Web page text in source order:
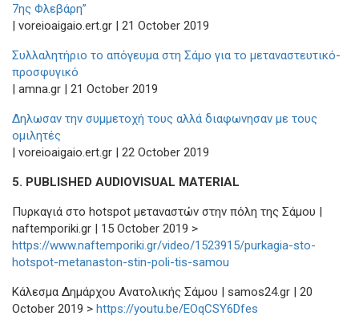
7ης Φλεβάρη”
| voreioaigaio.ert.gr | 21 Οctober 2019
Συλλαλητήριο το απόγευμα στη Σάμο για το μεταναστευτικό-
προσφυγικό
| amna.gr | 21 Οctober 2019
Δηλωσαν την συμμετοχή τους αλλά διαφωνησαν με τους
ομιλητές
| voreioaigaio.ert.gr | 22 Οctober 2019
5. PUBLISHED AUDIOVISUAL MATERIAL
Πυρκαγιά στο hotspot μεταναστών στην πόλη της Σάμου |
naftemporiki.gr | 15 Οctober 2019 >
https://www.naftemporiki.gr/video/1523915/purkagia-sto-
hotspot-metanaston-stin-poli-tis-samou
Κάλεσμα Δημάρχου Ανατολικής Σάμου | samos24.gr | 20
Οctober 2019 > https://youtu.be/EOqCSY6Dfes